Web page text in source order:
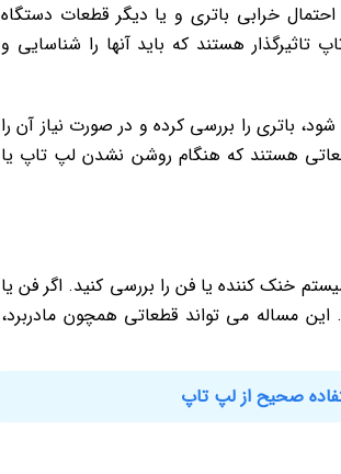
خرابی باتری و یا دیگر قطعات دستگاه
هستند که باید آنها را شناسایی و
باتری را بررسی کرده و در صورت نیاز آن را
هستند که هنگام روشن نشدن لپ تاپ یا
خنک کننده یا فن را بررسی کنید. اگر فن یا
مساله می تواند قطعاتی همچون مادربرد،
صحیح از لپ تاپ